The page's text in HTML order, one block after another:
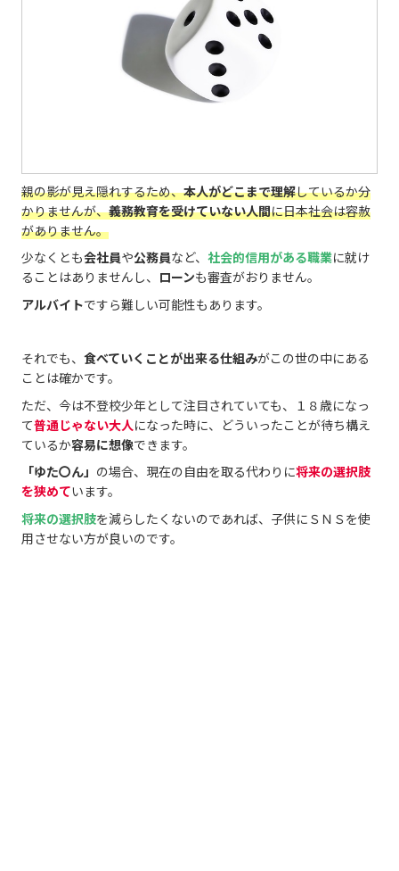
親の影が見え隠れするため、本人がどこまで理解しているか分
かりませんが、義務教育を受けていない人間に日本社会は容赦
がありません。
少なくとも会社員や公務員など、 社会的信用がある職業に就け
ることはありませんし、 ローンも審査がおりません。
アルバイトですら難しい可能性もあります。
それでも、 食べていくことが出来る仕組みがこの世の中にある
ことは確かです。
ただ、今は不登校少年として注目されていても、１８歳になっ
て普通じゃない大人になった時に、どういったことが待ち構え
ているか容易に想像できます。
「ゆた〇ん」 の場合、現在の自由を取る代わりに将来の選択肢
を狭めています。
将来の選択肢を減らしたくないのであれば、子供にＳＮＳを使
用させない方が良いのです。